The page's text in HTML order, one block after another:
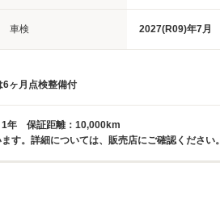
車検 2027(R09)年7月
ヶ月点検整備付
年 保証距離：10,000km
す。詳細については、販売店にご確認ください。